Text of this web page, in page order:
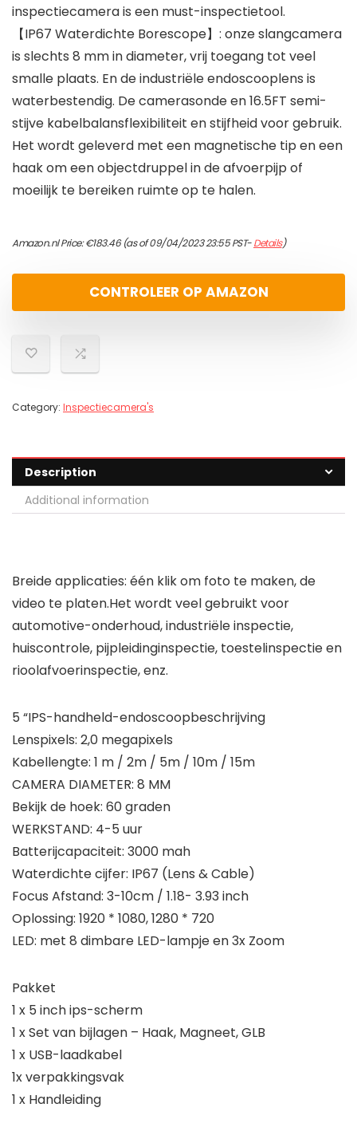
inspectiecamera is een must-inspectietool.
【IP67 Waterdichte Borescope】: onze slangcamera
is slechts 8 mm in diameter, vrij toegang tot veel
smalle plaats. En de industriële endoscooplens is
waterbestendig. De camerasonde en 16.5FT semi-
stijve kabelbalansflexibiliteit en stijfheid voor gebruik.
Het wordt geleverd met een magnetische tip en een
haak om een ​​objectdruppel in de afvoerpijp of
moeilijk te bereiken ruimte op te halen.
Amazon.nl Price:€183.46(as of 09/04/2023 23:55 PST-Details)
CONTROLEER OP AMAZON
Category: Inspectiecamera's
Description
Additional information
Breide applicaties: één klik om foto te maken, de
video te platen.Het wordt veel gebruikt voor
automotive-onderhoud, industriële inspectie,
huiscontrole, pijpleidinginspectie, toestelinspectie en
rioolafvoerinspectie, enz.
5 “IPS-handheld-endoscoopbeschrijving
Lenspixels: 2,0 megapixels
Kabellengte: 1 m / 2m / 5m / 10m / 15m
CAMERA DIAMETER: 8 MM
Bekijk de hoek: 60 graden
WERKSTAND: 4-5 uur
Batterijcapaciteit: 3000 mah
Waterdichte cijfer: IP67 (Lens & Cable)
Focus Afstand: 3-10cm / 1.18- 3.93 inch
Oplossing: 1920 * 1080, 1280 * 720
LED: met 8 dimbare LED-lampje en 3x Zoom
Pakket
1 x 5 inch ips-scherm
1 x Set van bijlagen – Haak, Magneet, GLB
1 x USB-laadkabel
1x verpakkingsvak
1 x Handleiding